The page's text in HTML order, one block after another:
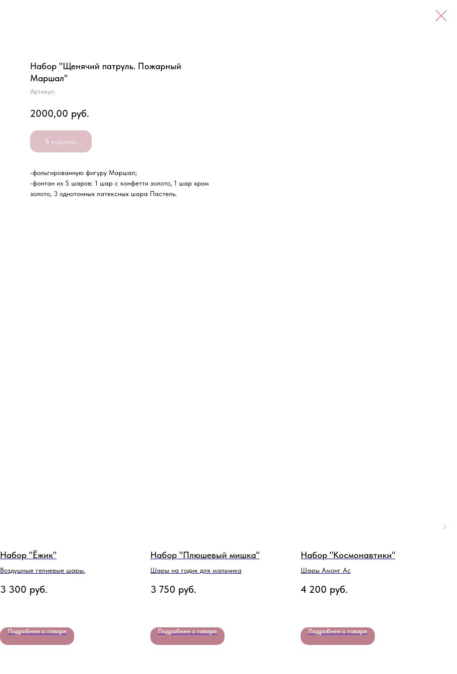
Набор "Щенячий патруль. Пожарный
Маршал"
Артикул:
2000,00 руб.
В корзину
-фольгированную фигуру Маршал;
-фонтан из 5 шаров: 1 шар с конфетти золото, 1 шар хром
золото, 3 однотонных латексных шара Пастель.
Набор "Ёжик"
Воздушные гелиевые шары.
3 300 руб.
Подробнее о товаре
Набор "Плюшевый мишка"
Шары на годик для мальчика
3 750 руб.
Подробнее о товаре
Набор "Космонавтики"
Шары Амонг Ас
4 200 руб.
Подробнее о товаре